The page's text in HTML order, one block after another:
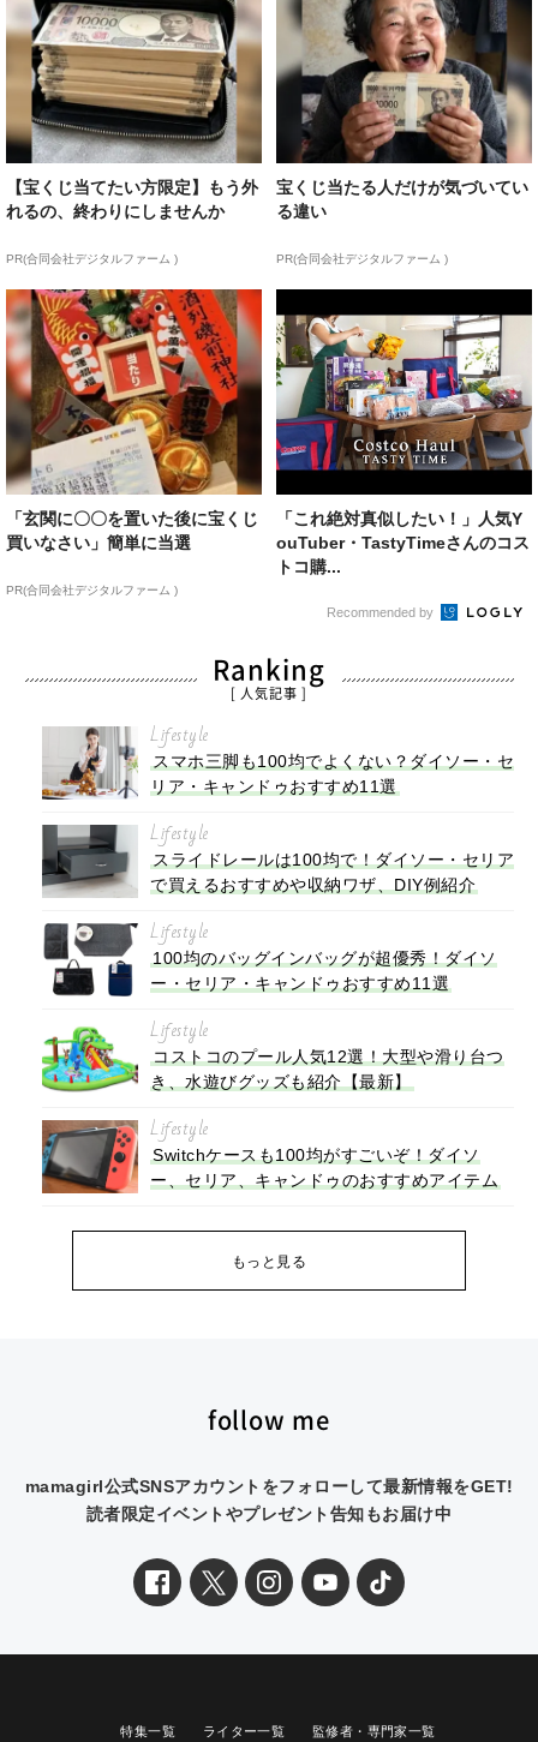
【宝くじ当てたい方限定】もう外
れるの、終わりにしませんか
PR(合同会社デジタルファーム )
宝くじ当たる人だけが気づいてい
る違い
PR(合同会社デジタルファーム )
「玄関に〇〇を置いた後に宝くじ
買いなさい」簡単に当選
PR(合同会社デジタルファーム )
「これ絶対真似したい！」人気Y
ouTuber・TastyTimeさんのコス
トコ購...
Recommended by
Ranking
[ 人気記事 ]
Lifestyle
スマホ三脚も100均でよくない？ダイソー・セ
リア・キャンドゥおすすめ11選
Lifestyle
スライドレールは100均で！ダイソー・セリア
で買えるおすすめや収納ワザ、DIY例紹介
Lifestyle
100均のバッグインバッグが超優秀！ダイソ
ー・セリア・キャンドゥおすすめ11選
Lifestyle
コストコのプール人気12選！大型や滑り台つ
き、水遊びグッズも紹介【最新】
Lifestyle
Switchケースも100均がすごいぞ！ダイソ
ー、セリア、キャンドゥのおすすめアイテム
もっと見る
follow me
mamagirl公式SNSアカウントをフォローして最新情報をGET!
読者限定イベントやプレゼント告知もお届け中
特集一覧 ライター一覧 監修者・専門家一覧